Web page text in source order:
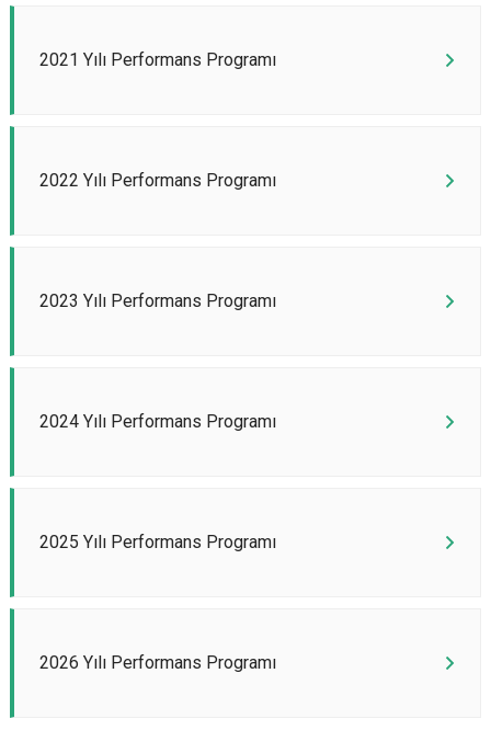
2021 Yılı Performans Programı
2022 Yılı Performans Programı
2023 Yılı Performans Programı
2024 Yılı Performans Programı
2025 Yılı Performans Programı
2026 Yılı Performans Programı